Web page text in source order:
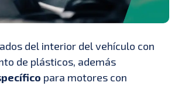
del interior del vehículo con
de plásticos, además
para motores con